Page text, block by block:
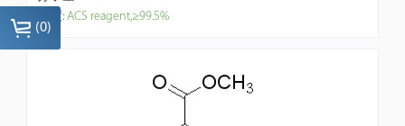
纯度:ACS reagent,≥99.5%
(0)